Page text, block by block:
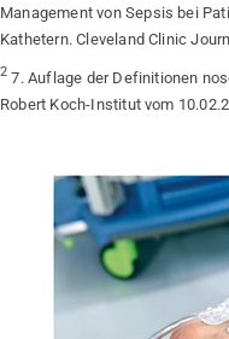
Management von Sepsis bei
Kathetern. Cleveland Clinic
2 7. Auflage der Definitionen
Robert Koch-Institut vom